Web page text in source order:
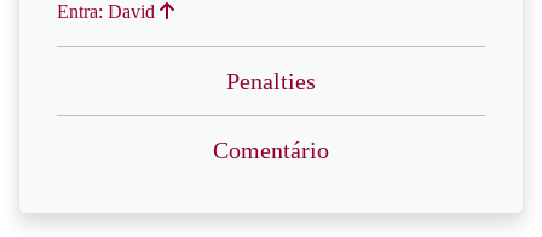
Entra: David
Penalties
Comentário